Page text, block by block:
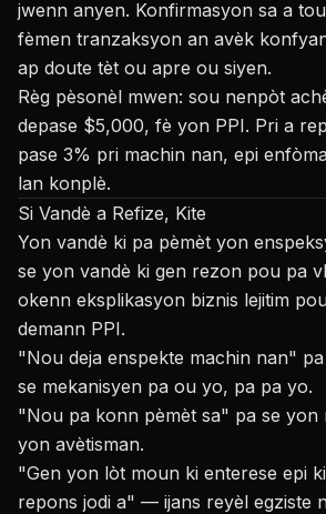
jwenn anyen. Konfirmasyon sa a
fèmen tranzaksyon an avèk
ap doute tèt ou apre ou siyen.
Règ pèsonèl mwen: sou nenpòt
depase $5,000, fè yon PPI. Pri a
pase 3% pri machin nan, epi
lan konplè.
Si Vandè a Refize, Kite
Yon vandè ki pa pèmèt yon
se yon vandè ki gen rezon pou pa
okenn eksplikasyon biznis lejitim
demann PPI.
"Nou deja enspekte machin nan"
se mekanisyen pa ou yo, pa pa yo.
"Nou pa konn pèmèt sa" pa se
yon avètisman.
"Gen yon lòt moun ki enterese epi
repons jodi a" — ijans reyèl egziste